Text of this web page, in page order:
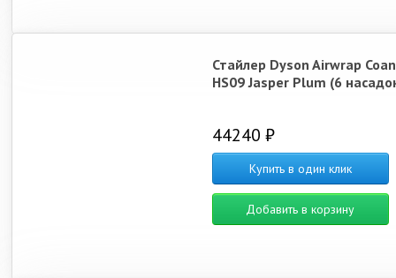
Стайлер Dyson Airwrap
HS09 Jasper Plum (6
44240 ₽
Купить в один клик
Добавить в корзину